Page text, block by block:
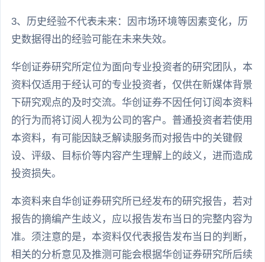
3、历史经验不代表未来：因市场环境等因素变化，历
史数据得出的经验可能在未来失效。
华创证券研究所定位为面向专业投资者的研究团队，本
资料仅适用于经认可的专业投资者，仅供在新媒体背景
下研究观点的及时交流。华创证券不因任何订阅本资料
的行为而将订阅人视为公司的客户。普通投资者若使用
本资料，有可能因缺乏解读服务而对报告中的关键假
设、评级、目标价等内容产生理解上的歧义，进而造成
投资损失。
本资料来自华创证券研究所已经发布的研究报告，若对
报告的摘编产生歧义，应以报告发布当日的完整内容为
准。须注意的是，本资料仅代表报告发布当日的判断，
相关的分析意见及推测可能会根据华创证券研究所后续